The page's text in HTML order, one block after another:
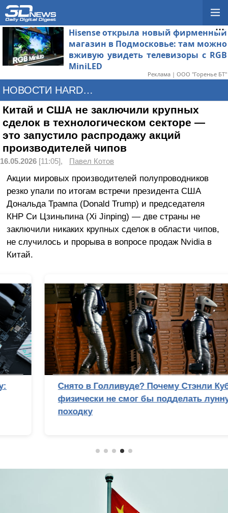
Hisense открыла новый фирменный
магазин в Подмосковье: там можно
вживую увидеть телевизоры с RGB
MiniLED
Реклама | ООО "Горенье БТ"
НОВОСТИ HARDWARE
Китай и США не заключили крупных
сделок в технологическом секторе —
это запустило распродажу акций
производителей чипов
16.05.2026 [11:05], Павел Котов
Акции мировых производителей полупроводников
резко упали по итогам встречи президента США
Дональда Трампа (Donald Trump) и председателя
КНР Си Цзиньпина (Xi Jinping) — две страны не
заключили никаких крупных сделок в области чипов,
не случилось и прорыва в вопросе продаж Nvidia в
Китай.
Снято в Голливуде? Почему Стэнли Кубрик
физически не смог бы подделать лунную